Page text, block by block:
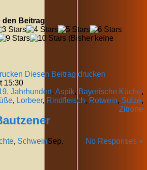
den Beitrag
(Bisher keine
Diesen Beitrag drucken
15:30
Jahrhundert, Aspik, Bayerische Küche,
, Lorbeer, Rindfleisch, Rotwein, Sülze,
Zitrone
, Schwein No Responses »
Sep.